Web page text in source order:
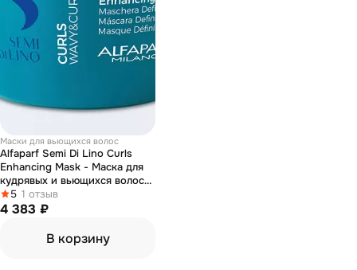
Маски для вьющихся волос
Alfaparf Semi Di Lino Curls
Enhancing Mask - Маска для
кудрявых и вьющихся волос
500 мл
5 1 отзыв
4 383 ₽
В корзину